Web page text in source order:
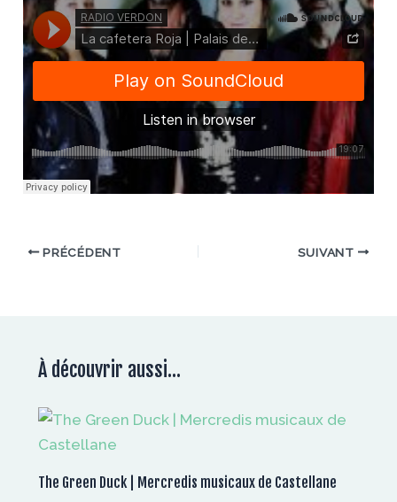
PRÉCÉDENT SUIVANT
À découvrir aussi...
The Green Duck | Mercredis musicaux de Castellane